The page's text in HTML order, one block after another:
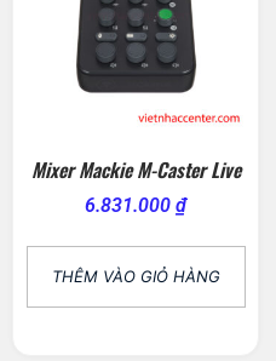
Mixer Mackie M-Caster Live
6.831.000 ₫
THÊM VÀO GIỎ HÀNG